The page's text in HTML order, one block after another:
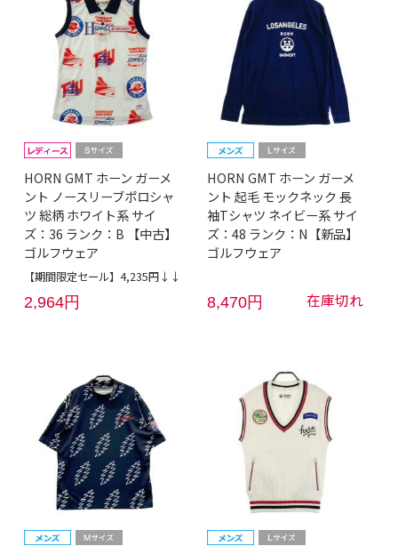
HORN GMT ホーン ガーメ
ント ノースリーブポロシャ
ツ 総柄 ホワイト系 サイ
ズ：36 ランク：B 【中古】
ゴルフウェア
【期間限定セール】4,235円↓↓
2,964円
HORN GMT ホーン ガーメ
ント 起毛 モックネック 長
袖Tシャツ ネイビー系 サイ
ズ：48 ランク：N【新品】
ゴルフウェア
8,470円 在庫切れ